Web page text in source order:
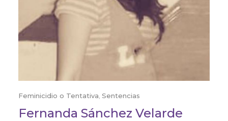
Feminicidio o Tentativa ,Sentencias
Fernanda Sánchez Velarde